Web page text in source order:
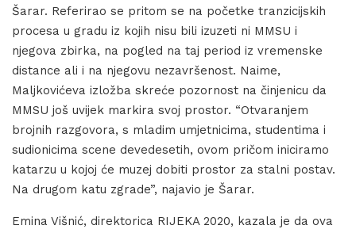
Šarar. Referirao se pritom se na početke tranzicijskih
procesa u gradu iz kojih nisu bili izuzeti ni MMSU i
njegova zbirka, na pogled na taj period iz vremenske
distance ali i na njegovu nezavršenost. Naime,
Maljkovićeva izložba skreće pozornost na činjenicu da
MMSU još uvijek markira svoj prostor. “Otvaranjem
brojnih razgovora, s mladim umjetnicima, studentima i
sudionicima scene devedesetih, ovom pričom iniciramo
katarzu u kojoj će muzej dobiti prostor za stalni postav.
Na drugom katu zgrade”, najavio je Šarar.
Emina Višnić, direktorica RIJEKA 2020, kazala je da ova